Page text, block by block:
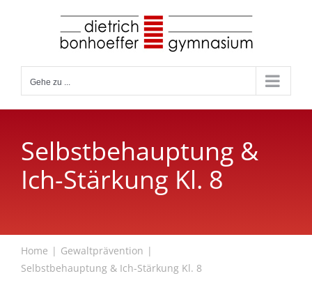
Gehe zu ...
Selbstbehauptung &
Ich-Stärkung Kl. 8
Home
Gewaltprävention
Selbstbehauptung & Ich-Stärkung Kl. 8